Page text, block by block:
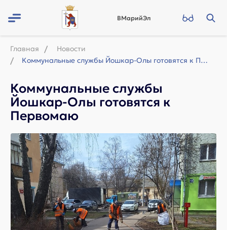
ВМарийЭл
Главная
Новости
Коммунальные службы Йошкар-Олы готовятся к Первомаю
Коммунальные службы
Йошкар-Олы готовятся к
Первомаю